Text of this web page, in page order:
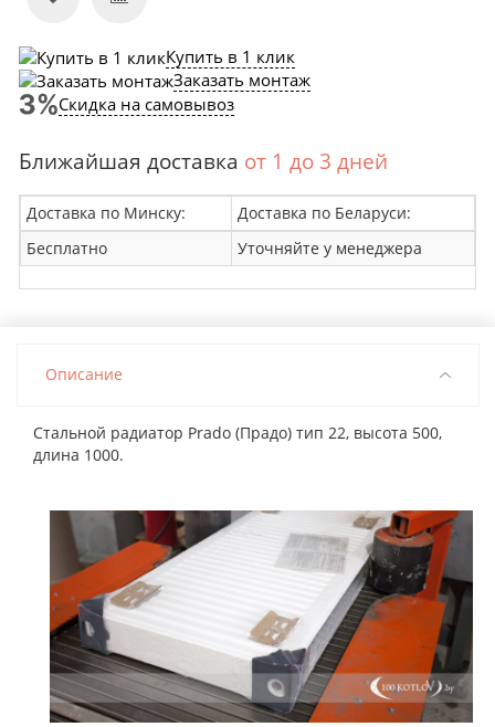
Купить в 1 клик
Заказать монтаж
Скидка на самовывоз
Ближайшая доставка от 1 до 3 дней
Доставка по Минску:
Доставка по Беларуси:
Бесплатно
Уточняйте у менеджера
Описание
Стальной радиатор Prado (Прадо) тип 22, высота 500,
длина 1000.